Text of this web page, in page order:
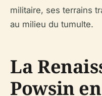
militaire, ses terrains
au milieu du tumulte.
La
Powsin